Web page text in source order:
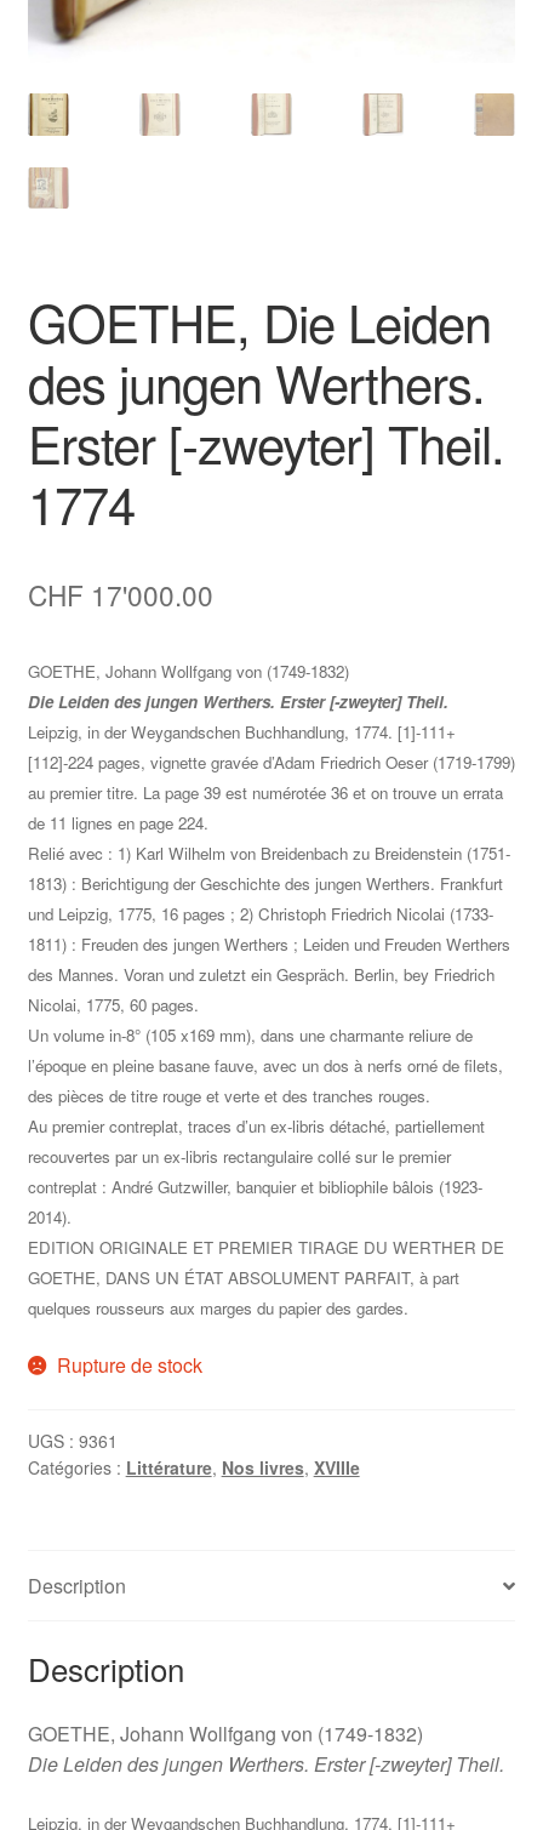
GOETHE, Die Leiden
des jungen Werthers.
Erster [-zweyter] Theil.
1774
CHF 17'000.00
GOETHE, Johann Wollfgang von (1749-1832)
Die Leiden des jungen Werthers. Erster [-zweyter] Theil.
Leipzig, in der Weygandschen Buchhandlung, 1774. [1]-111+
[112]-224 pages, vignette gravée d’Adam Friedrich Oeser (1719-1799)
au premier titre. La page 39 est numérotée 36 et on trouve un errata
de 11 lignes en page 224.
Relié avec : 1) Karl Wilhelm von Breidenbach zu Breidenstein (1751-
1813) : Berichtigung der Geschichte des jungen Werthers. Frankfurt
und Leipzig, 1775, 16 pages ; 2) Christoph Friedrich Nicolai (1733-
1811) : Freuden des jungen Werthers ; Leiden und Freuden Werthers
des Mannes. Voran und zuletzt ein Gespräch. Berlin, bey Friedrich
Nicolai, 1775, 60 pages.
Un volume in-8° (105 x169 mm), dans une charmante reliure de
l’époque en pleine basane fauve, avec un dos à nerfs orné de filets,
des pièces de titre rouge et verte et des tranches rouges.
Au premier contreplat, traces d’un ex-libris détaché, partiellement
recouvertes par un ex-libris rectangulaire collé sur le premier
contreplat : André Gutzwiller, banquier et bibliophile bâlois (1923-
2014).
EDITION ORIGINALE ET PREMIER TIRAGE DU WERTHER DE
GOETHE, DANS UN ÉTAT ABSOLUMENT PARFAIT, à part
quelques rousseurs aux marges du papier des gardes.
Rupture de stock
UGS : 9361
Catégories : Littérature, Nos livres, XVIIIe
Description
Description
GOETHE, Johann Wollfgang von (1749-1832)
Die Leiden des jungen Werthers. Erster [-zweyter] Theil.
Leipzig, in der Weygandschen Buchhandlung, 1774. [1]-111+